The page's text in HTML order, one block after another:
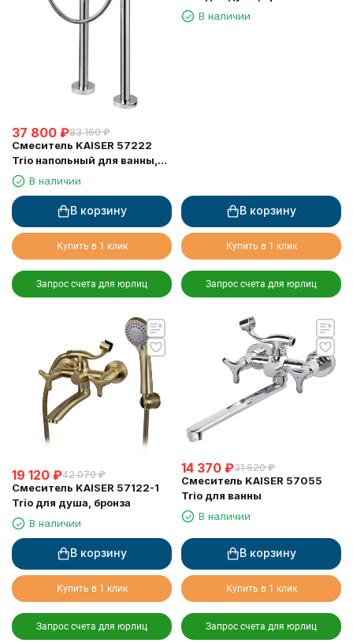
37 800 ₽83 160 ₽
Смеситель KAISER 57222
Trio напольный для ванны,
хромВ наличии
В корзину
Купить в 1 клик
Запрос счета для юрлиц
В наличии
В корзину
Купить в 1 клик
Запрос счета для юрлиц
19 120 ₽42 070 ₽
Смеситель KAISER 57122-1
Trio для душа, бронза
В наличии
В корзину
Купить в 1 клик
Запрос счета для юрлиц
14 370 ₽31 620 ₽
Смеситель KAISER 57055
Trio для ванны
В наличии
В корзину
Купить в 1 клик
Запрос счета для юрлиц